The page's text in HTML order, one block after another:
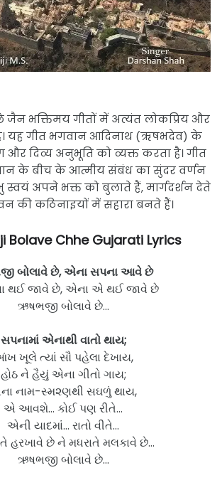
जैन भक्तिमय गीतों में अत्यंत लोकप्रिय और
यह गीत भगवान आदिनाथ (ऋषभदेव) के
और दिव्य अनुभूति को व्यक्त करता है। गीत
के बीच के आत्मीय संबंध का सुंदर वर्णन
स्वयं अपने भक्त को बुलाते हैं, मार्गदर्शन देते
की कठिनाइयों में सहारा बनते हैं।
Bolave Chhe Gujarati Lyrics
બોલાવે છે, એના સપના આવે છે
થઈ જાવે છે, એના એ થઈ જાવે છે
ઋષભજી બોલાવે છે…
સપનામાં એનાથી વાતો થાય;
ખૂલે ત્યાં સૌ પહેલા દેખાય,
હોઠ ને હૈયું એના ગીતો ગાય;
નામ-સ્મ૨ણથી સઘળું થાય,
એ આવશે… કોઈ પણ રીતે…
એની યાદમાં… રાતો વીતે…
હરખાવે છે ને મધરાતે મલકાવે છે…
ઋષભજી બોલાવે છે…